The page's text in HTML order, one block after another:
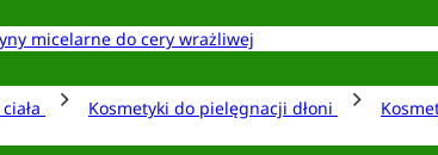
micelarne do cery wrażliwej
Kosmetyki do pielęgnacji dłoni